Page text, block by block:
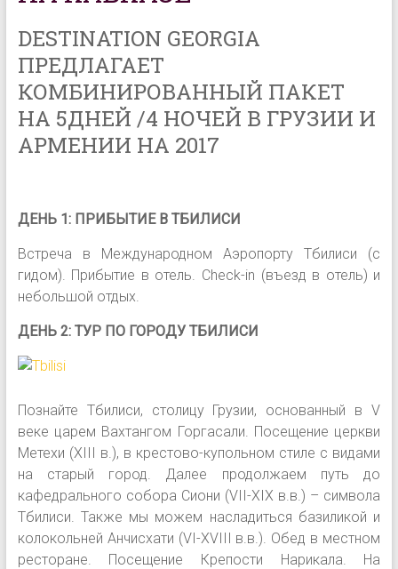
DESTINATION GEORGIA
ПРЕДЛАГАЕТ
КОМБИНИРОВАННЫЙ ПАКЕТ
НА 5ДНЕЙ /4 НОЧЕЙ В ГРУЗИИ И
АРМЕНИИ НА 2017
ДЕНЬ 1: ПРИБЫТИЕ В ТБИЛИСИ
Встреча в Международном Аэропорту Тбилиси (с
гидом). Прибытие в отель. Check-in (въезд в отель) и
небольшой отдых.
ДЕНЬ 2: ТУР ПО ГОРОДУ ТБИЛИСИ
Познайте Тбилиси, столицу Грузии, основанный в V
веке царем Вахтангом Горгасали. Посещение церкви
Метехи (XIII в.), в крестово-купольном стиле с видами
на старый город. Далее продолжаем путь до
кафедрального собора Сиони (VII-XIX в.в.) – символа
Тбилиси. Также мы можем насладиться базиликой и
колокольней Анчисхати (VI-XVIII в.в.). Обед в местном
ресторане. Посещение Крепости Нарикала. На